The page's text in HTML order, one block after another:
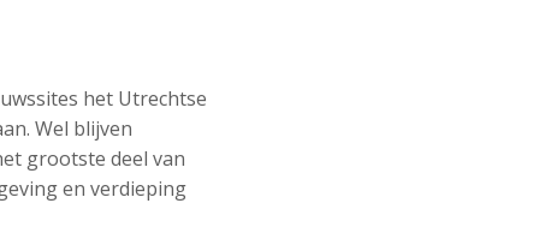
het Utrechtse
Wel blijven
grootste deel van
en verdieping